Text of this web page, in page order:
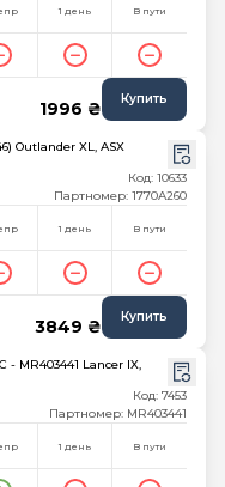
1 день В пути
1996 ₴ Купить
Outlander XL, ASX
Код: 10633
Партномер: 1770A260
1 день В пути
3849 ₴ Купить
- MR403441 Lancer IX,
Код: 7453
Партномер: MR403441
1 день В пути